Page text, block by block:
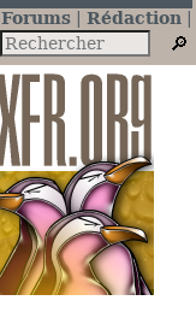
Forums
Rédaction